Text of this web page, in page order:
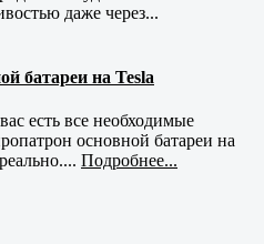
даже через...
батареи на Tesla
есть все необходимые
основной батареи на
Подробнее...